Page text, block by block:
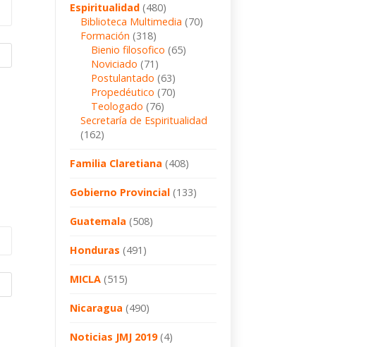
Espiritualidad (480)
Biblioteca Multimedia (70)
Formación (318)
Bienio filosofico (65)
Noviciado (71)
Postulantado (63)
Propedéutico (70)
Teologado (76)
Secretaría de Espiritualidad
(162)
Familia Claretiana (408)
Gobierno Provincial (133)
Guatemala (508)
Honduras (491)
MICLA (515)
Nicaragua (490)
Noticias JMJ 2019(4)